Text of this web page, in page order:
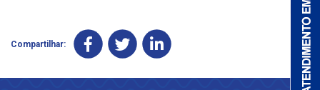
Compartilhar: